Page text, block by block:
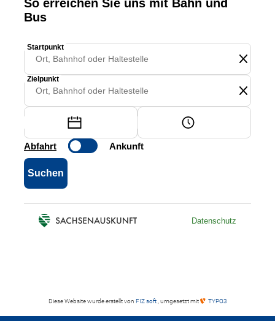
Diese Website wurde erstellt von FIZ soft , umgesetzt mit TYPO3